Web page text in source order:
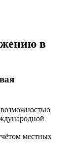
в
местных